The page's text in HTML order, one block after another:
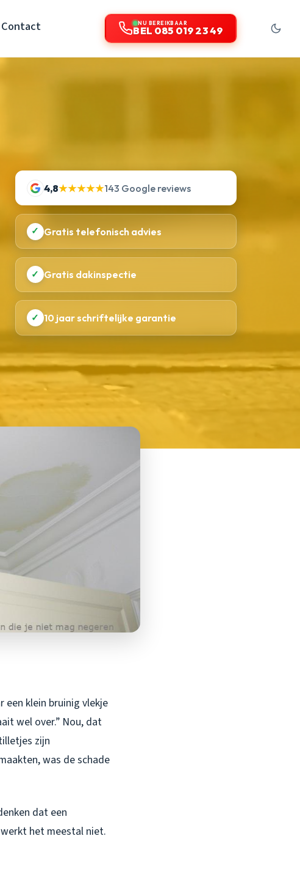
Contact NU BEREIKBAAR
BEL 085 019 23 49
4,8★★★★★143 Google reviews
✓ Gratis telefonisch advies
✓ Gratis dakinspectie
✓ 10 jaar schriftelijke garantie
een klein bruinig vlekje
wel over.” Nou, dat
zijn
was de schade
dat een
het meestal niet.